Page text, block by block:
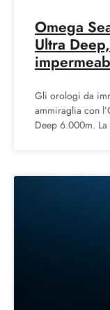
Omega
Ultra
Gli orologi da
ammiraglia con
Deep 6.000m. La